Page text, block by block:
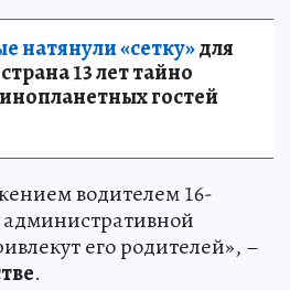
натянули «сетку»для
13 лет тайно
гостей
водителем 16-
административной
его родителей», –
.